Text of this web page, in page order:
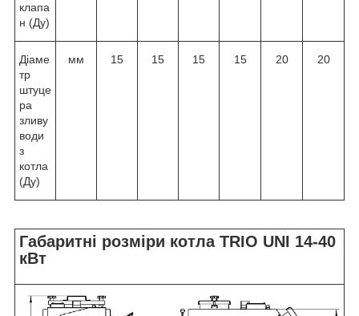
клапа
н (Ду)
Діаме
тр
штуце
ра
зливу
води
з
котла
(Ду)
мм 15 15 15 15 20 20
Габаритні розміри котла TRIO UNI 14-40
кВт